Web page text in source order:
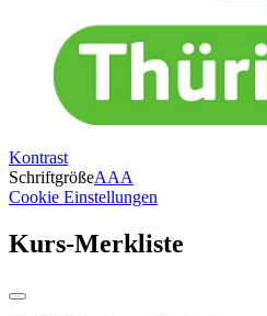
Kontrast
SchriftgrößeAAA
Cookie Einstellungen
Kurs-Merkliste